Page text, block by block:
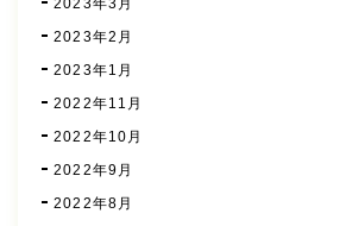
2023年2月
2023年1月
2022年11月
2022年10月
2022年9月
2022年8月